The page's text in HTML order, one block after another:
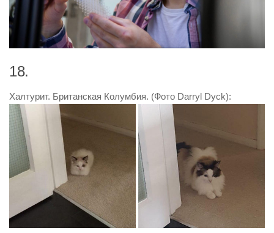
18.
Халтурит. Британская Колумбия. (Фото Darryl Dyck):